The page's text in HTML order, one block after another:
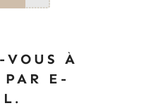
À
PAR E-